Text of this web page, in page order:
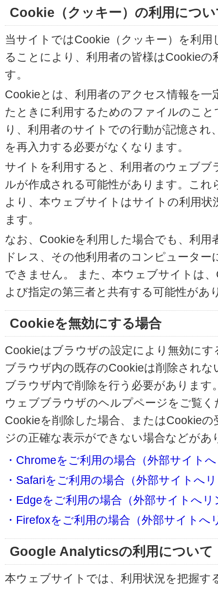
Cookie（クッキー）の利用につ
当サイトではCookie（クッキー）を利
ることにより、利用者の皆様はCookie
す。
Cookieとは、利用者のアクセス情報を
たときに利用するためのファイルのこ
り、利用者のサイトでの行動が記憶さ
を再入力する必要がなくなります。
サイトを利用すると、利用者のウェブ
ルが作成される可能性があります。こ
より、本ウェブサイトはサイトの利用
ます。
なお、Cookieを利用した場合でも、利用
ドレス、その他利用者のコンピュータ
できません。 また、本ウェブサイトは
よび指定の第三者と共有する可能性があ
Cookieを無効にする場合
Cookieはブラウザの設定により無効に
ブラウザ内の既存のCookieは削除され
ブラウザ内で削除を行う必要があります
ウェブブラウザのヘルプページをご覧く
Cookieを削除した場合、またはCookie
ジの正確な表示ができない場合などが
・Chromeをご利用の場合（外部サイト
・Safariをご利用の場合（外部サイトへ
・Edgeをご利用の場合（外部サイトへリ
・Firefoxをご利用の場合（外部サイトへ
Google Analyticsの利用について
本ウェブサイトでは、利用状況を把握す